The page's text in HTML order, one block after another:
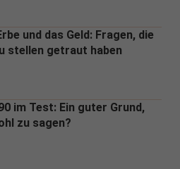
und das Geld: Fragen, die
stellen getraut haben
im Test: Ein guter Grund,
zu sagen?